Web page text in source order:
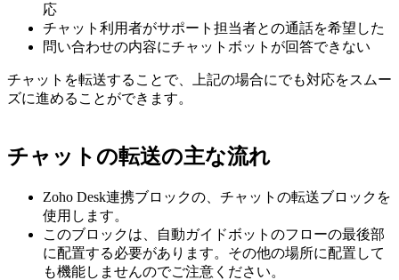
応
チャット利用者がサポート担当者との通話を希望した
問い合わせの内容にチャットボットが回答できない
チャットを転送することで、上記の場合にでも対応をスムー
ズに進めることができます。
チャットの転送の主な流れ
Zoho Desk連携ブロックの、チャットの転送ブロックを
使用します。
このブロックは、自動ガイドボットのフローの最後部
に配置する必要があります。その他の場所に配置して
も機能しませんのでご注意ください。